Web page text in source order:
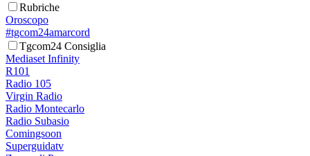
Rubriche
Oroscopo
#tgcom24amarcord
Tgcom24 Consiglia
Mediaset Infinity
R101
Radio 105
Virgin Radio
Radio Montecarlo
Radio Subasio
Comingsoon
Superguidatv